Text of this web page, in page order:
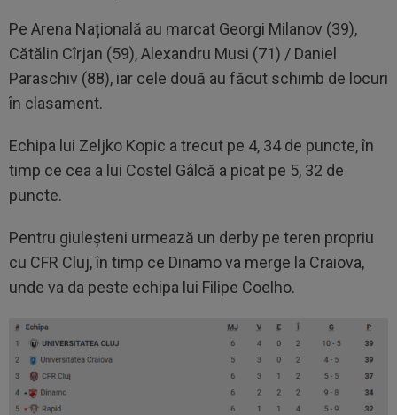
Pe Arena Națională au marcat Georgi Milanov (39),
Cătălin Cîrjan (59), Alexandru Musi (71) / Daniel
Paraschiv (88), iar cele două au făcut schimb de locuri
în clasament.
Echipa lui Zeljko Kopic a trecut pe 4, 34 de puncte, în
timp ce cea a lui Costel Gâlcă a picat pe 5, 32 de
puncte.
Pentru giuleșteni urmează un derby pe teren propriu
cu CFR Cluj, în timp ce Dinamo va merge la Craiova,
unde va da peste echipa lui Filipe Coelho.